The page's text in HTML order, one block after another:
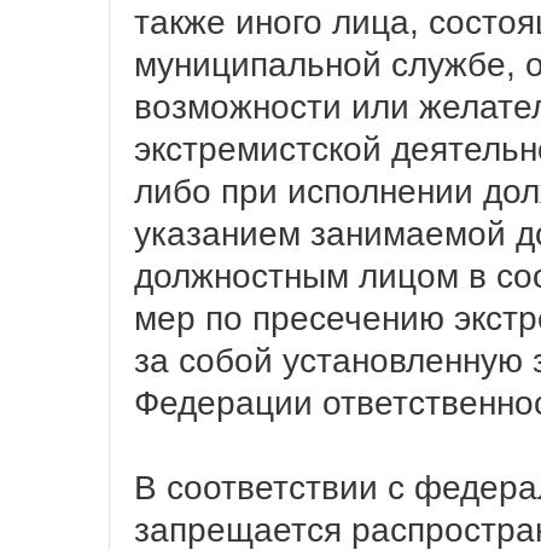
также иного лица,
муниципальной службе,
возможности или
экстремистской
либо при исполнении
указанием занимаемой
должностным лицом в
мер по пресечению
за собой установленную
Федерации
В соответствии с
запрещается